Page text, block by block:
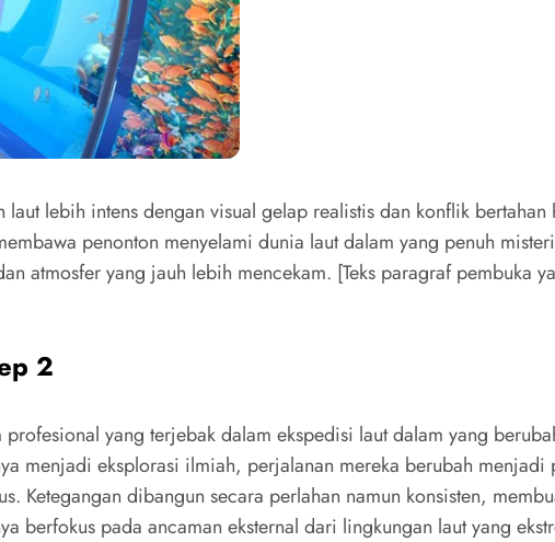
lebih intens dengan visual gelap realistis dan konflik
penonton menyelami dunia laut dalam yang penuh
atmosfer yang jauh lebih mencekam. [Teks paragraf pembuka
2
yang terjebak dalam ekspedisi laut dalam yang
menjadi eksplorasi ilmiah, perjalanan mereka berubah
Ketegangan dibangun secara perlahan namun konsisten,
berfokus pada ancaman eksternal dari lingkungan laut yang